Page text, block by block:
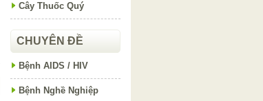
Cây Thuốc Quý
CHUYÊN ĐỀ
Bệnh AIDS / HIV
Bệnh Nghề Nghiệp